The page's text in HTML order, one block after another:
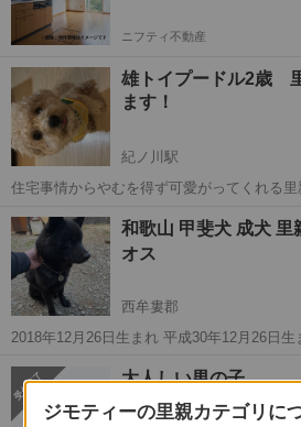
ニフティ不動産
雄トイプードル2歳
ます！
紀ノ川駅
住宅事情からやむを得ず可愛がってくれる
ので少し寂しがり屋さんです。 食べ過ぎで時々胃腸不良になりますが
(笑)、それ以外はいた...
和歌山 和歌山市 紀ノ川駅 トイプ
和歌山 甲斐犬 成犬 里
オス
西牟婁郡
2018年12月26日生まれ 平成30年12月26日生まれ 黒虎毛 牡
和歌山 西牟婁郡 その他 募集中
大人しい男の子
オス 0才2ヶ月
ジモティーの里親カテゴリに